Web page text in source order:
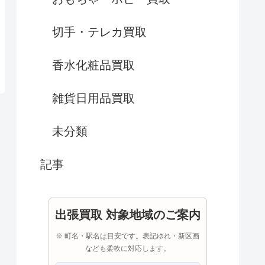
切手・テレカ買取
香水化粧品買取
雑貨日用品買取
未分類
記事
出張買取 対象地域のご案内
※ 町名・駅名は目安です。表記ゆれ・新区画
なども柔軟に対応します。